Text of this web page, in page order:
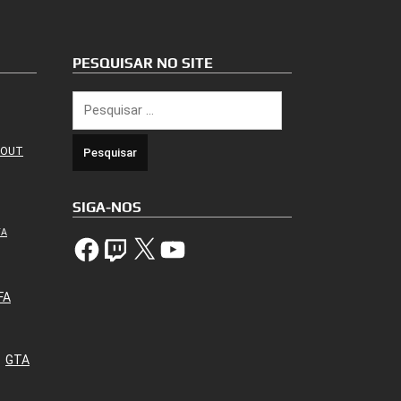
GTA
PESQUISAR NO SITE
por:
SIGA-NOS
FacebookTwitch X YouTube